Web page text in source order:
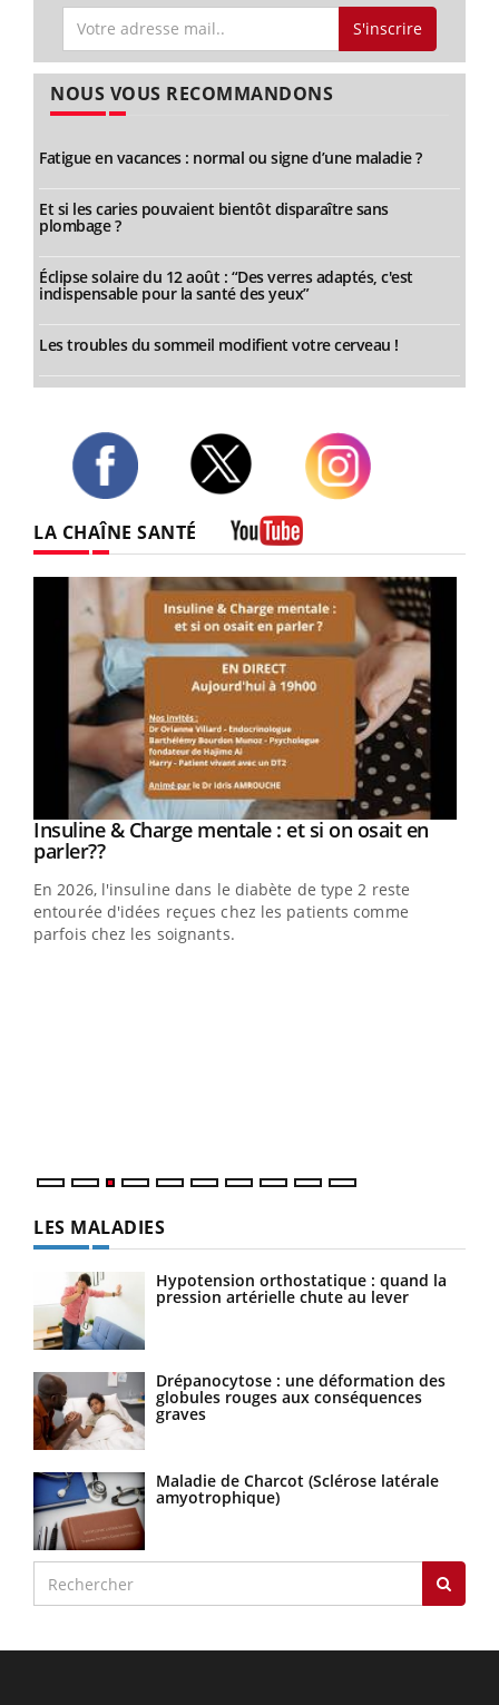
S'inscrire
NOUS VOUS RECOMMANDONS
Fatigue en vacances : normal ou signe d’une maladie ?
Et si les caries pouvaient bientôt disparaître sans
plombage ?
Éclipse solaire du 12 août : “Des verres adaptés, c'est
indispensable pour la santé des yeux”
Les troubles du sommeil modifient votre cerveau !
LA CHAÎNE SANTÉ
Youtube
Insuline & Charge mentale : et si on osait en
parler??Youtube
En 2026, l'insuline dans le diabète de type 2 reste
entourée d'idées reçues chez les patients comme
parfois chez les soignants.
LES MALADIES
Hypotension orthostatique : quand la
pression artérielle chute au lever
Drépanocytose : une déformation des
globules rouges aux conséquences
graves
Maladie de Charcot (Sclérose latérale
amyotrophique)